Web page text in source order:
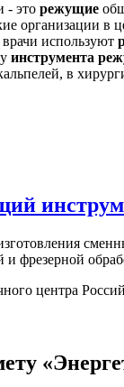
- это режущие
организации в
используют
инструмента
в
и фрезерной
центра